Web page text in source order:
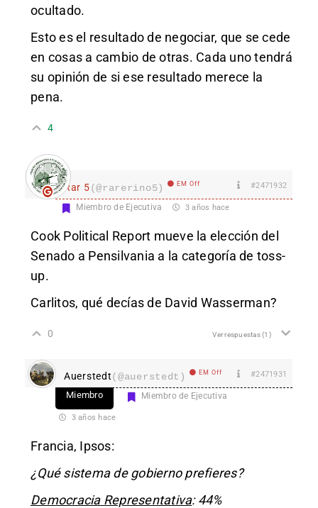
ocultado.
Esto es el resultado de negociar, que se cede
en cosas a cambio de otras. Cada uno tendrá
su opinión de si ese resultado merece la
pena.
4
Rar 5(@rarerino5) EM Off #2471932
Miembro de Ejecutiva 3 años hace
Cook Political Report mueve la elección del
Senado a Pensilvania a la categoría de toss-
up.
Carlitos, qué decías de David Wasserman?
0 Ver respuestas(1)
Auerstedt(@auerstedt) EM Off #2471931
Miembro Miembro de Ejecutiva
3 años hace
Francia, Ipsos:
¿Qué sistema de gobierno prefieres?
Democracia Representativa: 44%